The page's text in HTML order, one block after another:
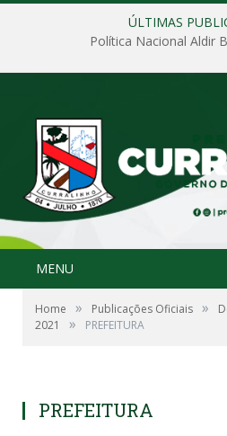
ÚLTIMAS
Política Nacional Aldir
MENU
Home » Publicações Oficiais »
2021
» PREFEITURA
PREFEITURA